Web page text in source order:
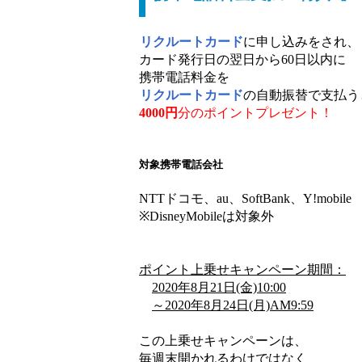
リクルートカードに申し込みをされ、
カード発行日の翌日から60日以内に
携帯電話料金を
リクルートカードの自動振替で支払
4000円分のポイントプレゼント ！
対象携帯電話会社
NTTドコモ、au、SoftBank、Y!mobile
※DisneyMobileは対象外
ポイント上乗せキャンペーン期間：
2020年8月21日(金)10:00
～2020年8月24日(月)AM9:59
この上乗せキャンペーンは、
毎週末開かれるわけではなく